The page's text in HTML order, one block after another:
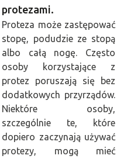
protezami.
Proteza może zastępować
stopę, podudzie ze stopą
albo całą nogę. Często
osoby korzystające z
protez poruszają się bez
dodatkowych przyrządów.
Niektóre osoby,
szczególnie te, które
dopiero zaczynają używać
protezy, mogą mieć